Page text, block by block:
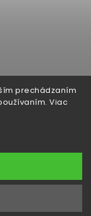
prechádzaním
Viac
vyhradené.